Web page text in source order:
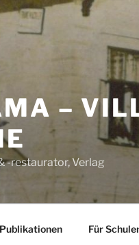
–
-restaurator, Verlag
Publikationen Für